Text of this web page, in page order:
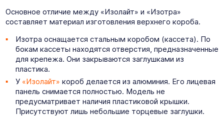
Основное отличие между «Изолайт» и «Изотра»
составляет материал изготовления верхнего короба.
Изотра оснащается стальным коробом (кассета). По
бокам кассеты находятся отверстия, предназначенные
для крепежа. Они закрываются заглушками из
пластика.
У «Изолайт» короб делается из алюминия. Его лицевая
панель снимается полностью. Модель не
предусматривает наличия пластиковой крышки.
Присутствуют лишь небольшие торцевые заглушки.